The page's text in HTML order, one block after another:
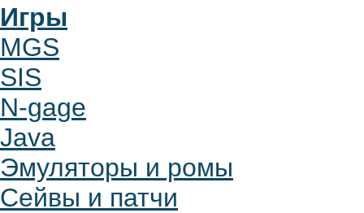
Игры
MGS
SIS
N-gage
Java
Эмуляторы и ромы
Сейвы и патчи